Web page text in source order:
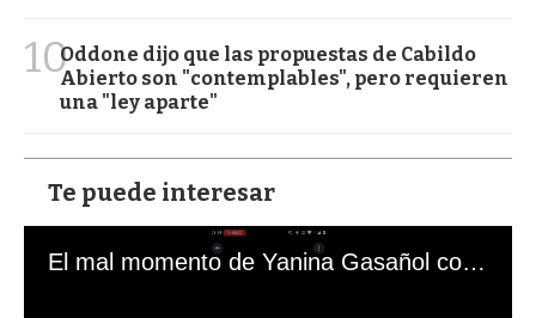
10Oddone dijo que las propuestas de Cabildo
Abierto son "contemplables", pero requieren
una "ley aparte"
Te puede interesar
El mal momento de Yanina Gasañol con un hincha argentino en "Subrayado"